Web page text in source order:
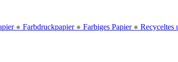
● Farbdruckpapier ● Farbiges Papier ● Recyceltes